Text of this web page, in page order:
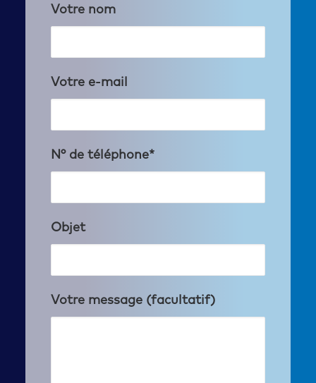
Votre nom
Votre e-mail
N° de téléphone*
Objet
Votre message (facultatif)